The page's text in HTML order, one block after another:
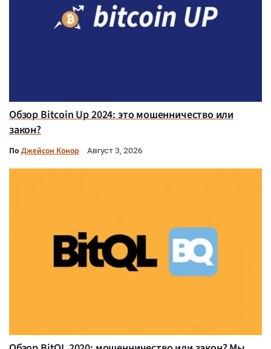
Обзор Bitcoin Up 2024: это мошенничество или
закон?
По Джейсон Конор Август 3, 2026